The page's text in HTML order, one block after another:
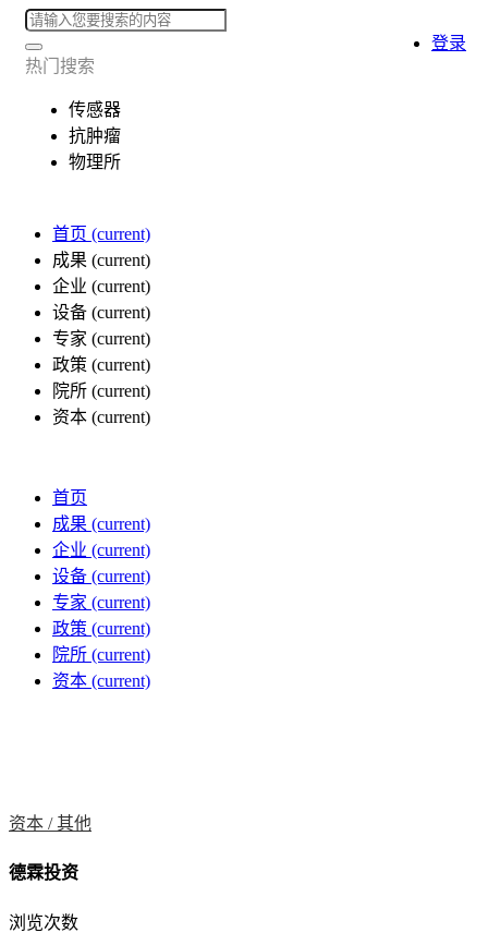
热门搜索
传感器
抗肿瘤
物理所
首页 (current)
成果 (current)
企业 (current)
设备 (current)
专家 (current)
政策 (current)
院所 (current)
资本 (current)
登录
首页
成果 (current)
企业 (current)
设备 (current)
专家 (current)
政策 (current)
院所 (current)
资本 (current)
资本 /其他
德霖投资
浏览次数